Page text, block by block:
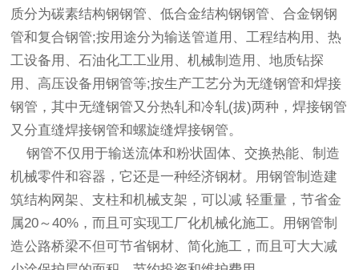
质分为碳素结构钢钢管、低合金结构钢钢管、合金钢钢
管和复合钢管;按用途分为输送管道用、工程结构用、热
工设备用、石油化工工业用、机械制造用、地质钻探
用、高压设备用钢管等;按生产工艺分为无缝钢管和焊接
钢管，其中无缝钢管又分热轧和冷轧(拔)两种，焊接钢管
又分直缝焊接钢管和螺旋缝焊接钢管。
钢管不仅用于输送流体和粉状固体、交换热能、制造
机械零件和容器，它还是一种经济钢材。用钢管制造建
筑结构网架、支柱和机械支架，可以减 轻重量，节省金
属20～40%，而且可实现工厂化机械化施工。用钢管制
造公路桥梁不但可节省钢材、简化施工，而且可大大减